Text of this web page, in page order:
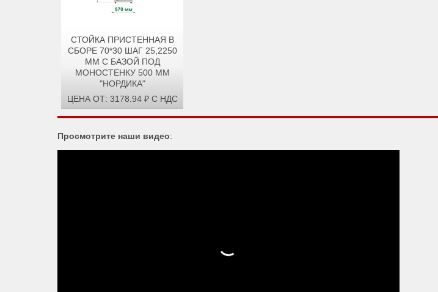
СТОЙКА ПРИСТЕННАЯ В
СБОРЕ 70*30 ШАГ 25,2250
ММ С БАЗОЙ ПОД
МОНОСТЕНКУ 500 ММ
"НОРДИКА"
ЦЕНА ОТ: 3178.94 ₽ С НДС
Просмотрите наши видео: